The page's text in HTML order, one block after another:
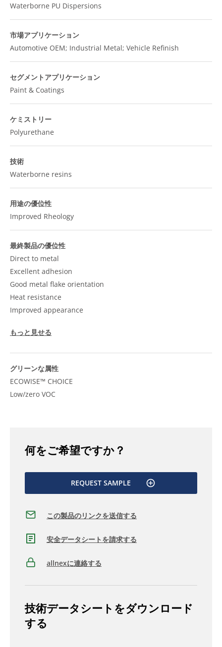
Waterborne PU Dispersions
市場アプリケーション
Automotive OEM; Industrial Metal; Vehicle Refinish
セグメントアプリケーション
Paint & Coatings
ケミストリー
Polyurethane
技術
Waterborne resins
用途の優位性
Improved Rheology
最終製品の優位性
Direct to metal
Excellent adhesion
Good metal flake orientation
Heat resistance
Improved appearance
もっと見せる
グリーンな属性
ECOWISE™ CHOICE
Low/zero VOC
何をご希望ですか？
REQUEST SAMPLE
この製品のリンクを送信する
安全データシートを請求する
allnexに連絡する
技術データシートをダウンロード
する